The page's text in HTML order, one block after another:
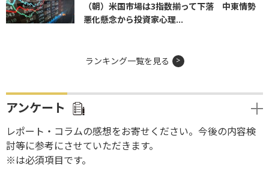
（朝）米国市場は3指数揃って下落 中東情勢
悪化懸念から投資家心理...
ランキング一覧を見る
アンケート
レポート・コラムの感想をお寄せください。今後の内容検
討等に参考にさせていただきます。
※は必須項目です。